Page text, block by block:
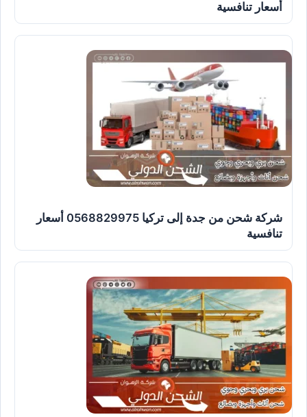
أسعار تنافسية
شركة شحن من جدة إلى تركيا 0568829975 أسعار
تنافسية